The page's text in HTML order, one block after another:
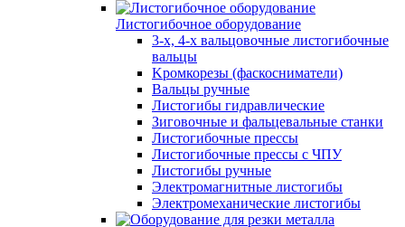
Листогибочное оборудование
3-х, 4-х вальцовочные листогибочные
вальцы
Kромкорезы (фаскосниматели)
Вальцы ручные
Листогибы гидравлические
Зиговочные и фальцевальные станки
Листогибочные прессы
Листогибочные прессы с ЧПУ
Листогибы ручные
Электромагнитные листогибы
Электромеханические листогибы